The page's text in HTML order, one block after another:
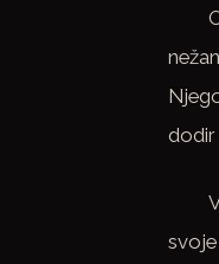
dodir